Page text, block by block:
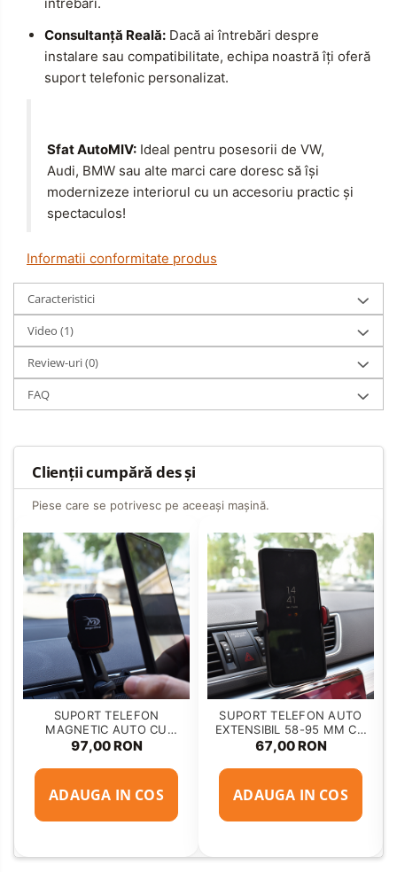
Consultanță Reală: Dacă ai întrebări despre
instalare sau compatibilitate, echipa noastră îți oferă
suport telefonic personalizat.
Sfat AutoMIV: Ideal pentru posesorii de VW,
Audi, BMW sau alte marci care doresc să își
modernizeze interiorul cu un accesoriu practic și
spectaculos!
Informatii conformitate produs
Caracteristici
Video (1)
Review-uri(0)
FAQ
Clienții cumpără des și
Piese care se potrivesc pe aceeași mașină.
SUPORT TELEFON
MAGNETIC AUTO CU
FIXARE IN GRILA DE
VENTILATIE SI BRAT
REGLABIL
97,00 RON
ADAUGA IN COS
SUPORT TELEFON AUTO
EXTENSIBIL 58-95 MM CU
PRINDERE IN GRILA DE
VENTILATIE
67,00 RON
ADAUGA IN COS